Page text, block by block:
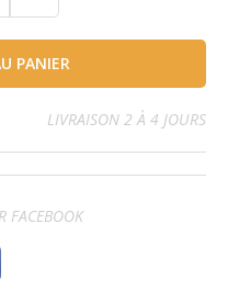
PANIER
LIVRAISON 2 À 4 JOURS
FACEBOOK